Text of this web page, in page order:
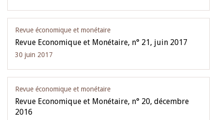
Revue économique et monétaire
Revue Economique et Monétaire, n° 21, juin 2017
30 juin 2017
Revue économique et monétaire
Revue Economique et Monétaire, n° 20, décembre
2016